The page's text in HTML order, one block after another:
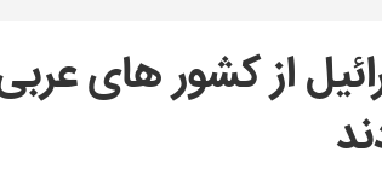
از کشور های